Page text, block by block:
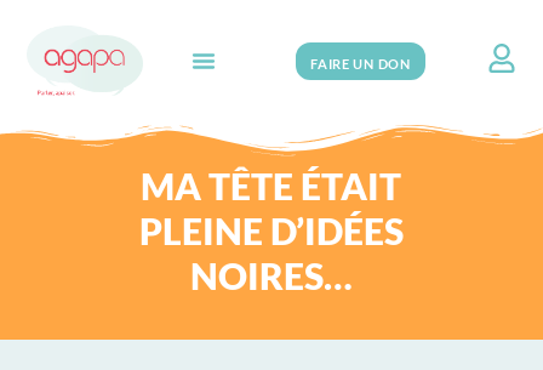
FAIRE UN DON
MA TÊTE ÉTAIT
PLEINE D’IDÉES
NOIRES…